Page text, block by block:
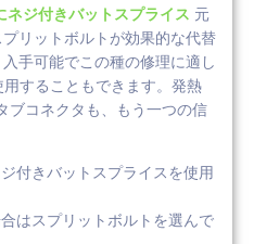
ネジ付きバットスプライス 元
リットボルトが効果的な代替
手可能でこの種の修理に適し
することもできます。発熱
ブコネクタも、もう一つの信
付きバットスプライスを使用
はスプリットボルトを選んで